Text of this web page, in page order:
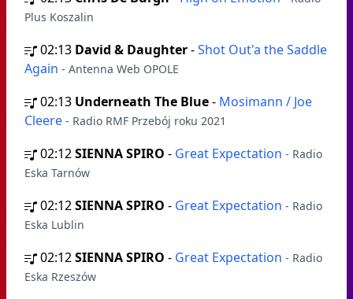
Plus Koszalin
02:13 David & Daughter-Shot Out'a the Saddle
Again - Antenna Web OPOLE
02:13 Underneath The Blue- Mosimann / Joe
Cleere - Radio RMF Przebój roku 2021
02:12SIENNA SPIRO - Great Expectation - Radio
Eska Tarnów
02:12SIENNA SPIRO - Great Expectation - Radio
Eska Lublin
02:12SIENNA SPIRO - Great Expectation - Radio
Eska Rzeszów